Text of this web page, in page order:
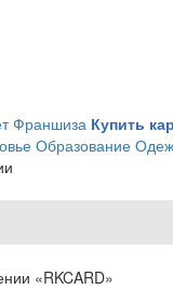
Франшиза Купить
Образование
«RKCARD»